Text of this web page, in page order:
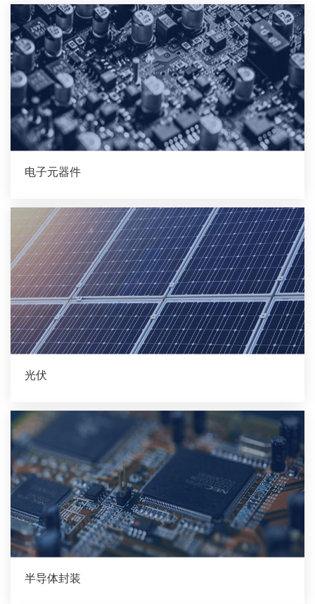
电子元器件
光伏
半导体封装